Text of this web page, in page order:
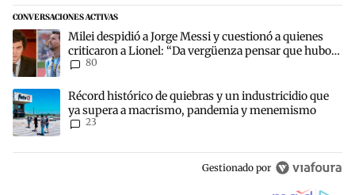
CONVERSACIONES ACTIVAS
Este listado muestra los artículos con más comentarios en los
Un artículo de tendencia con el título "Milei despidió a Jorge
Milei despidió a Jorge Messi y cuestionó a quienes
criticaron a Lionel: “Da vergüenza pensar que hubo
anti-Messi”
80
Un artículo de tendencia con el título "Récord histórico de
Récord histórico de quiebras y un industricidio que
ya supera a macrismo, pandemia y menemismo
23
Gestionado por